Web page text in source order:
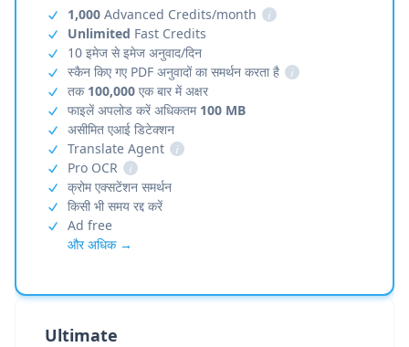
1,000 Advanced Credits/month
i
Unlimited Fast Credits
10 इमेज से इमेज अनुवाद/दिन
स्कैन किए गए PDF अनुवादों का समर्थन करता है
i
तक 100,000 एक बार में अक्षर
फाइलें अपलोड करें अधिकतम 100 MB
असीमित एआई डिटेक्शन
Translate Agent
i
Pro OCR
i
क्रोम एक्सटेंशन समर्थन
किसी भी समय रद्द करें
Ad free
और अधिक →
Ultimate